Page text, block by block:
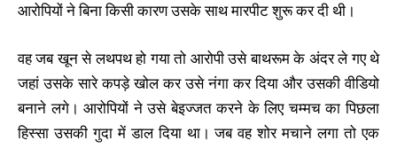
आरोपियों ने बिना किसी कारण उसके साथ मारपीट शुरू कर दी थी।
वह जब खून से लथपथ हो गया तो आरोपी उसे बाथरूम के अंदर ले गए थे
जहां उसके सारे कपड़े खोल कर उसे नंगा कर दिया और उसकी वीडियो
बनाने लगे। आरोपियों ने उसे बेइज्जत करने के लिए चम्मच का पिछला
हिस्सा उसकी गुदा में डाल दिया था। जब वह शोर मचाने लगा तो एक